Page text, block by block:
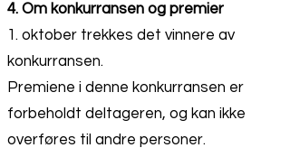
4. Om konkurransen og premier
1. oktober trekkes det vinnere av
konkurransen.
Premiene i denne konkurransen er
forbeholdt deltageren, og kan ikke
overføres til andre personer.